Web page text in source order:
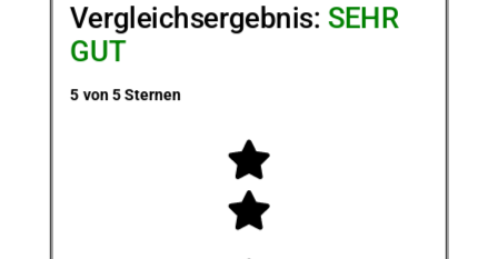
Vergleichsergebnis: SEHR
GUT
5 von 5 Sternen